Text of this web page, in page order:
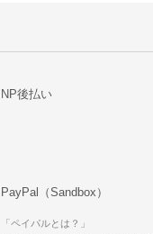
NP後払い
PayPal（Sandbox）
「ペイパルとは？」